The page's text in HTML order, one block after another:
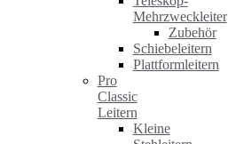
Mehrzweckleiter
Zubehör
Schiebeleitern
Plattformleitern
Pro
Classic
Leitern
Kleine